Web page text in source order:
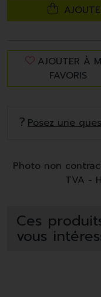
AJOUTER À
FAVORIS
Posez une
Photo non
TVA -
Ces
vous